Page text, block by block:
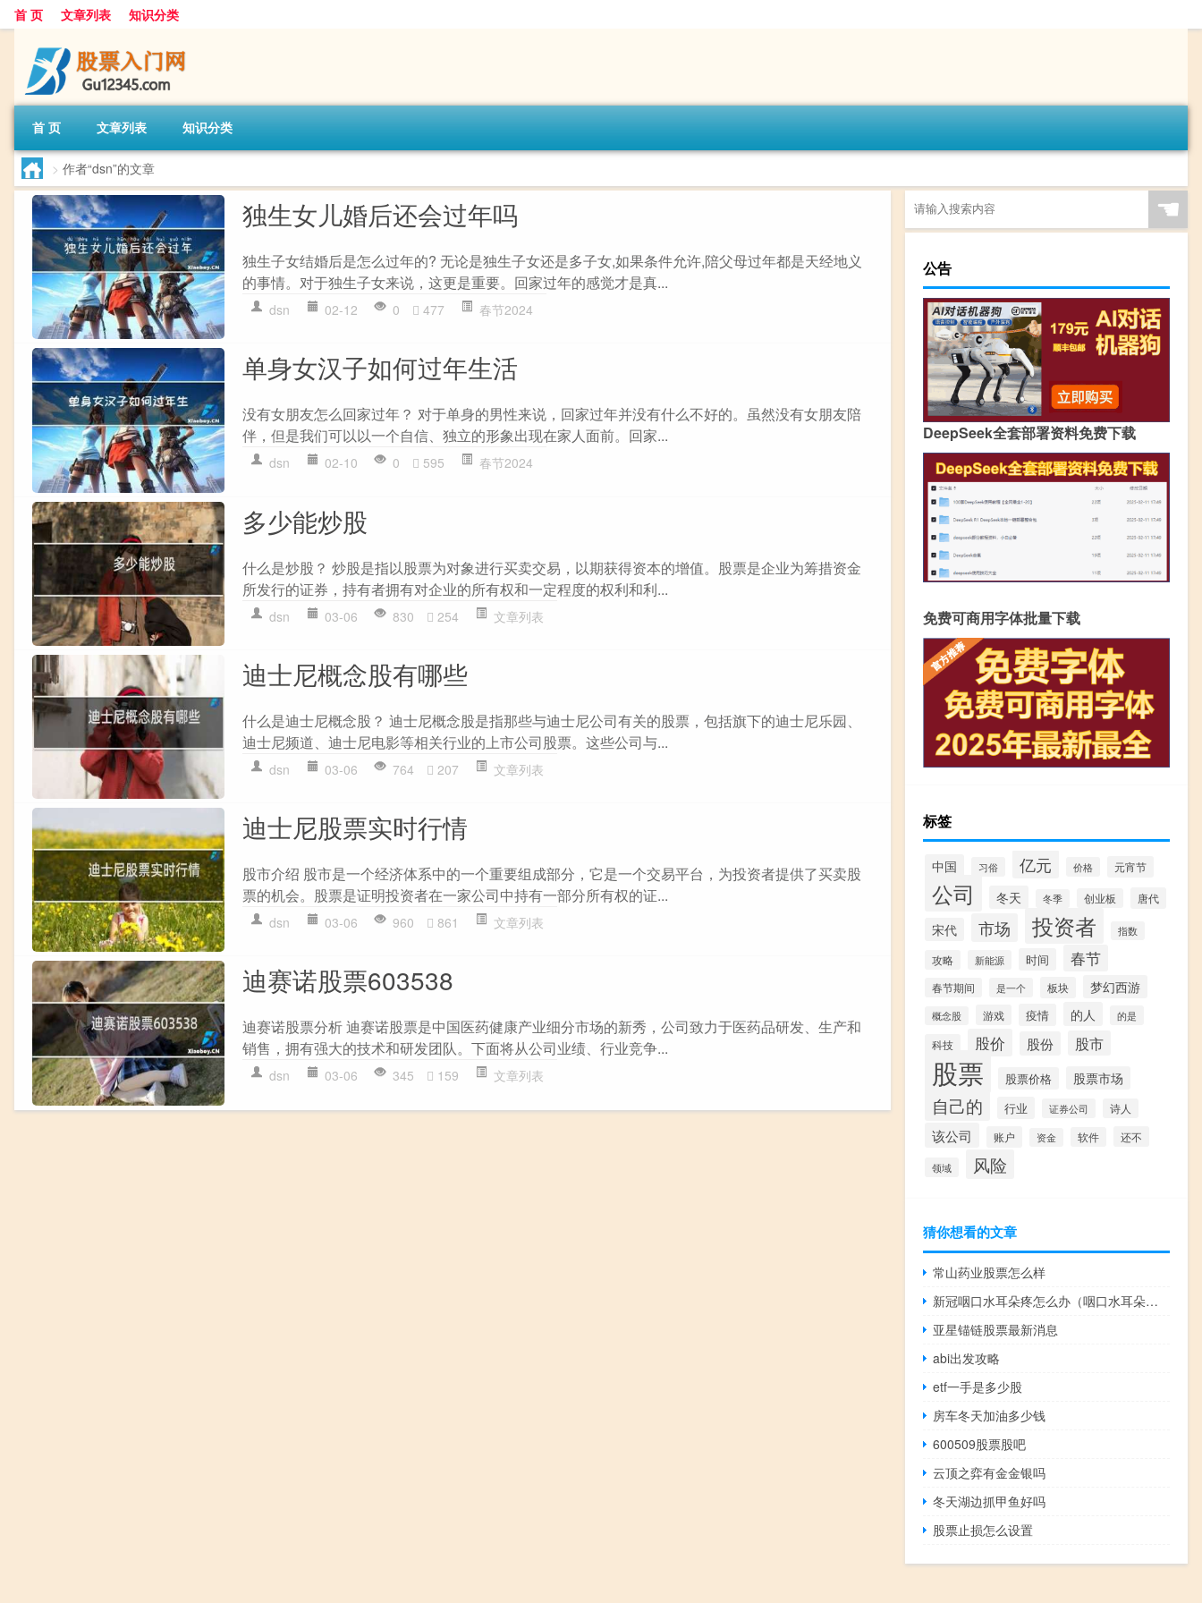
首 页 文章列表 知识分类
首 页 文章列表 知识分类
> 作者“dsn”的文章
独生女儿婚后还会过年吗
独生子女结婚后是怎么过年的? 无论是独生子女还是多子女,如果条件允许,陪父母过年都是天经地义
的事情。对于独生子女来说，这更是重要。回家过年的感觉才是真...
dsn 02-12 0 477 春节2024
单身女汉子如何过年生活
没有女朋友怎么回家过年？ 对于单身的男性来说，回家过年并没有什么不好的。虽然没有女朋友陪
伴，但是我们可以以一个自信、独立的形象出现在家人面前。回家...
dsn 02-10 0 595 春节2024
多少能炒股
什么是炒股？ 炒股是指以股票为对象进行买卖交易，以期获得资本的增值。股票是企业为筹措资金
所发行的证券，持有者拥有对企业的所有权和一定程度的权利和利...
dsn 03-06 830 254 文章列表
迪士尼概念股有哪些
什么是迪士尼概念股？ 迪士尼概念股是指那些与迪士尼公司有关的股票，包括旗下的迪士尼乐园、
迪士尼频道、迪士尼电影等相关行业的上市公司股票。这些公司与...
dsn 03-06 764 207 文章列表
迪士尼股票实时行情
股市介绍 股市是一个经济体系中的一个重要组成部分，它是一个交易平台，为投资者提供了买卖股
票的机会。股票是证明投资者在一家公司中持有一部分所有权的证...
dsn 03-06 960 861 文章列表
迪赛诺股票603538
迪赛诺股票分析 迪赛诺股票是中国医药健康产业细分市场的新秀，公司致力于医药品研发、生产和
销售，拥有强大的技术和研发团队。下面将从公司业绩、行业竞争...
dsn 03-06 345 159 文章列表
☚
公告
DeepSeek全套部署资料免费下载
免费可商用字体批量下载
标签
中国 习俗 亿元 价格 元宵节
公司 冬天 冬季 创业板 唐代
宋代 市场 投资者 指数
攻略 新能源 时间 春节
春节期间 是一个 板块 梦幻西游
概念股 游戏 疫情 的人 的是
科技 股价 股份 股市
股票 股票价格 股票市场
自己的 行业 证券公司 诗人
该公司 账户 资金 软件 还不
领域 风险
猜你想看的文章
常山药业股票怎么样
新冠咽口水耳朵疼怎么办（咽口水耳朵疼怎么办）
亚星锚链股票最新消息
abi出发攻略
etf一手是多少股
房车冬天加油多少钱
600509股票股吧
云顶之弈有金金银吗
冬天湖边抓甲鱼好吗
股票止损怎么设置